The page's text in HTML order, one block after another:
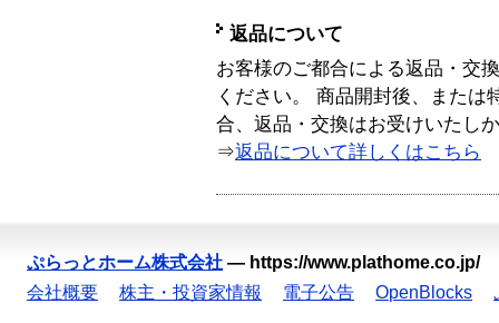
返品について
お客様のご都合による返品・交
ください。 商品開封後、または
合、返品・交換はお受けいたし
⇒返品について詳しくはこちら
ぷらっとホーム株式会社 — https://www.plathome.co.jp/
会社概要
株主・投資家情報 電子公告 OpenBlocks